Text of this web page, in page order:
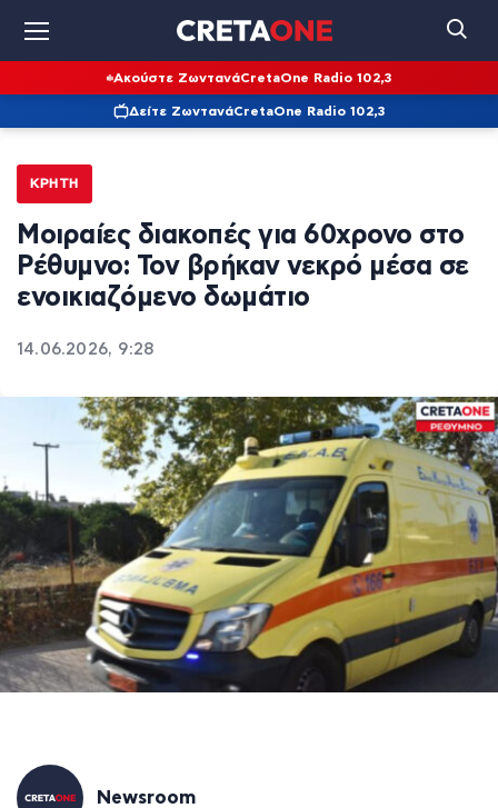
Ακούστε ΖωντανάCretaOne Radio 102,3
Δείτε ΖωντανάCretaOne Radio 102,3
ΚΡΉΤΗ
Μοιραίες διακοπές για 60χρονο στο
Ρέθυμνο: Τον βρήκαν νεκρό μέσα σε
ενοικιαζόμενο δωμάτιο
14.06.2026, 9:28
Newsroom